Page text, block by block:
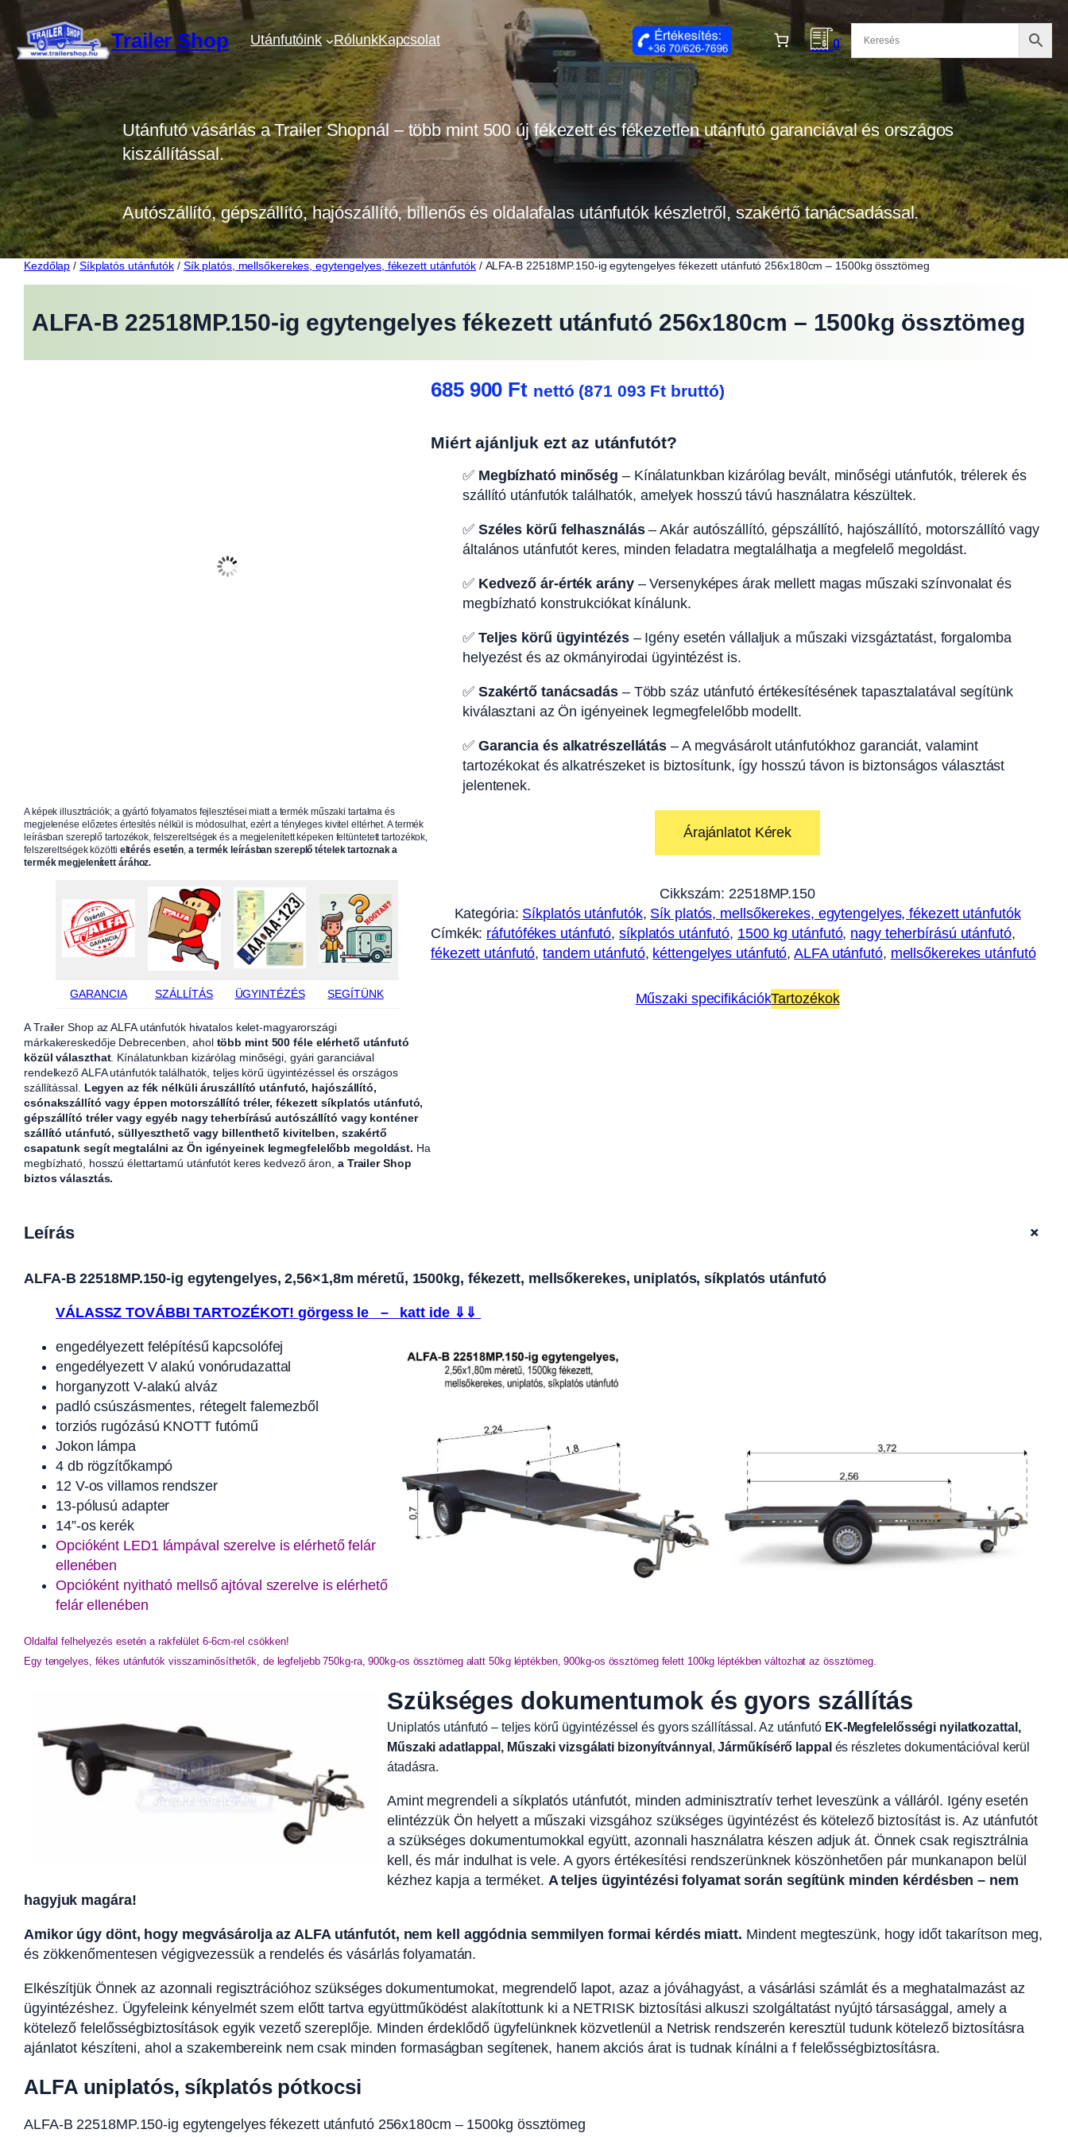
tartalomhoz
Trailer Shop Utánfutóink RólunkKapcsolat 0
Utánfutó vásárlás a Trailer Shopnál – több mint 500 új fékezett és fékezetlen utánfutó garanciával és országos
kiszállítással.
Autószállító, gépszállító, hajószállító, billenős és oldalafalas utánfutók készletről, szakértő tanácsadással.
Kezdőlap / Síkplatós utánfutók / Sík platós, mellsőkerekes, egytengelyes, fékezett utánfutók/ ALFA-B 22518MP.150-ig egytengelyes fékezett utánfutó 256x180cm – 1500kg össztömeg
ALFA-B 22518MP.150-ig egytengelyes fékezett utánfutó 256x180cm – 1500kg össztömeg
A képek illusztrációk; a gyártó folyamatos fejlesztései miatt a termék műszaki tartalma és
megjelenése előzetes értesítés nélkül is módosulhat, ezért a tényleges kivitel eltérhet. A termék
leírásban szereplő tartozékok, felszereltségek és a megjelenített képeken feltüntetett tartozékok,
felszereltségek közötti eltérés esetén ,a termék leírásban szereplő tételek tartoznak a
termék megjelenített árához.
GARANCIA SZÁLLÍTÁS ÜGYINTÉZÉS SEGÍTÜNK
A Trailer Shop az ALFA utánfutók hivatalos kelet-magyarországi
márkakereskedője Debrecenben, ahol több mint 500 féle elérhető utánfutó
közül választhat. Kínálatunkban kizárólag minőségi, gyári garanciával
rendelkező ALFA utánfutók találhatók, teljes körű ügyintézéssel és országos
szállítással. Legyen az fék nélküli áruszállító utánfutó, hajószállító,
csónakszállító vagy éppen motorszállító tréler, fékezett síkplatós utánfutó,
gépszállító tréler vagy egyéb nagy teherbírású autószállító vagy konténer
szállító utánfutó, süllyeszthető vagy billenthető kivitelben, szakértő
csapatunk segít megtalálni az Ön igényeinek legmegfelelőbb megoldást. Ha
megbízható, hosszú élettartamú utánfutót keres kedvező áron, a Trailer Shop
biztos választás.
685 900 Ft nettó (871 093 Ft bruttó)
Miért ajánljuk ezt az utánfutót?
✅ Megbízható minőség – Kínálatunkban kizárólag bevált, minőségi utánfutók, trélerek és
szállító utánfutók találhatók, amelyek hosszú távú használatra készültek.
✅ Széles körű felhasználás– Akár autószállító, gépszállító, hajószállító, motorszállító vagy
általános utánfutót keres, minden feladatra megtalálhatja a megfelelő megoldást.
✅ Kedvező ár-érték arány– Versenyképes árak mellett magas műszaki színvonalat és
megbízható konstrukciókat kínálunk.
✅ Teljes körű ügyintézés– Igény esetén vállaljuk a műszaki vizsgáztatást, forgalomba
helyezést és az okmányirodai ügyintézést is.
✅ Szakértő tanácsadás– Több száz utánfutó értékesítésének tapasztalatával segítünk
kiválasztani az Ön igényeinek legmegfelelőbb modellt.
✅ Garancia és alkatrészellátás – A megvásárolt utánfutókhoz garanciát, valamint
tartozékokat és alkatrészeket is biztosítunk, így hosszú távon is biztonságos választást
jelentenek.
Árajánlatot Kérek
Cikkszám: 22518MP.150
Kategória: Síkplatós utánfutók, Sík platós, mellsőkerekes, egytengelyes, fékezett utánfutók
Címkék: ráfutófékes utánfutó, síkplatós utánfutó, 1500 kg utánfutó, nagy teherbírású utánfutó
fékezett utánfutó, tandem utánfutó, kéttengelyes utánfutó, ALFA utánfutó, mellsőkerekes utánfutó
Műszaki specifikációkTartozékok
Leírás +
ALFA-B 22518MP.150-ig egytengelyes, 2,56×1,8m méretű, 1500kg, fékezett, mellsőkerekes, uniplatós, síkplatós utánfutó
VÁLASSZ TOVÁBBI TARTOZÉKOT! görgess le – katt ide ⇓⇓
engedélyezett felépítésű kapcsolófej
engedélyezett V alakú vonórudazattal
horganyzott V-alakú alváz
padló csúszásmentes, rétegelt falemezből
torziós rugózású KNOTT futómű
Jokon lámpa
4 db rögzítőkampó
12 V-os villamos rendszer
13-pólusú adapter
14”-os kerék
Opcióként LED1 lámpával szerelve is elérhető felár
ellenében
Opcióként nyitható mellső ajtóval szerelve is elérhető
felár ellenében
Oldalfal felhelyezés esetén a rakfelület 6-6cm-rel csökken!
Egy tengelyes, fékes utánfutók visszaminősíthetők, de legfeljebb 750kg-ra, 900kg-os össztömeg alatt 50kg léptékben, 900kg-os össztömeg felett 100kg léptékben változhat az össztömeg.
Szükséges dokumentumok és gyors szállítás
Uniplatós utánfutó – teljes körű ügyintézéssel és gyors szállítással. Az utánfutó EK-Megfelelősségi nyilatkozattal,
Műszaki adatlappal, Műszaki vizsgálati bizonyítvánnyal ,Járműkísérő lappal és részletes dokumentációval kerül
átadásra.
Amint megrendeli a síkplatós utánfutót, minden adminisztratív terhet leveszünk a válláról. Igény esetén
elintézzük Ön helyett a műszaki vizsgához szükséges ügyintézést és kötelező biztosítást is. Az utánfutót
a szükséges dokumentumokkal együtt, azonnali használatra készen adjuk át. Önnek csak regisztrálnia
kell, és már indulhat is vele. A gyors értékesítési rendszerünknek köszönhetően pár munkanapon belül
kézhez kapja a terméket. A teljes ügyintézési folyamat során segítünk minden kérdésben – nem
hagyjuk magára!
Amikor úgy dönt, hogy megvásárolja az ALFA utánfutót, nem kell aggódnia semmilyen formai kérdés miatt. Mindent megteszünk, hogy időt takarítson meg,
és zökkenőmentesen végigvezessük a rendelés és vásárlás folyamatán.
Elkészítjük Önnek az azonnali regisztrációhoz szükséges dokumentumokat, megrendelő lapot, azaz a jóváhagyást, a vásárlási számlát és a meghatalmazást az
ügyintézéshez. Ügyfeleink kényelmét szem előtt tartva együttműködést alakítottunk ki a NETRISK biztosítási alkuszi szolgáltatást nyújtó társasággal, amely a
kötelező felelősségbiztosítások egyik vezető szereplője. Minden érdeklődő ügyfelünknek közvetlenül a Netrisk rendszerén keresztül tudunk kötelező biztosításra
ajánlatot készíteni, ahol a szakembereink nem csak minden formaságban segítenek, hanem akciós árat is tudnak kínálni a f felelősségbiztosításra.
ALFA uniplatós, síkplatós pótkocsi
ALFA-B 22518MP.150-ig egytengelyes fékezett utánfutó 256x180cm – 1500kg össztömeg